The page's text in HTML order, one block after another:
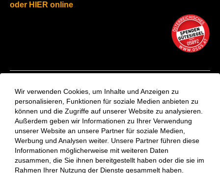
oder HIER online
Kontakt
Aktuelles
VinziRast-Newsletter
Impressum
Datenschutzerklärung
Wir verwenden Cookies, um Inhalte und Anzeigen zu
personalisieren, Funktionen für soziale Medien anbieten zu
können und die Zugriffe auf unserer Website zu analysieren.
Außerdem geben wir Informationen zu Ihrer Verwendung
unserer Website an unsere Partner für soziale Medien,
Werbung und Analysen weiter. Unsere Partner führen diese
Informationen möglicherweise mit weiteren Daten
zusammen, die Sie ihnen bereitgestellt haben oder die sie im
Rahmen Ihrer Nutzung der Dienste gesammelt haben.